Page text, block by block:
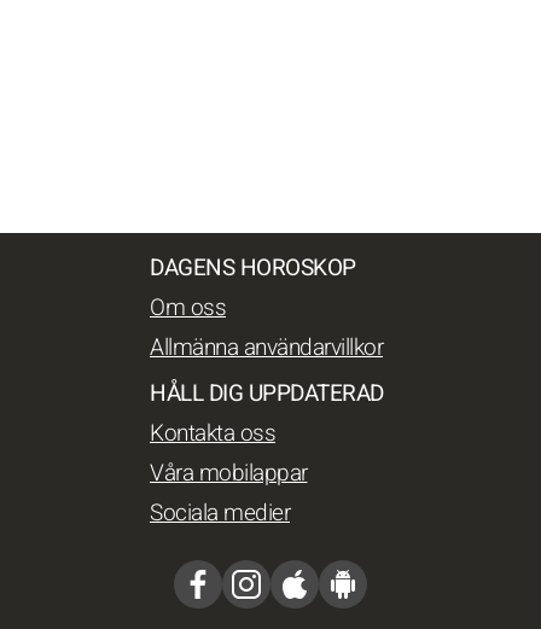
DAGENS HOROSKOP
Om oss
Allmänna användarvillkor
HÅLL DIG UPPDATERAD
Kontakta oss
Våra mobilappar
Sociala medier